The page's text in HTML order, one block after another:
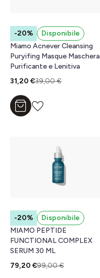
-20%
Disponibile
Miamo Acnever Cleansing
Puryifing Masque Maschera
Purificante e Lenitiva
31,20 €39,00 €
Aggiungi al carrello
-20%
Disponibile
MIAMO PEPTIDE
FUNCTIONAL COMPLEX
SERUM 30 ML
79,20 €99,00 €